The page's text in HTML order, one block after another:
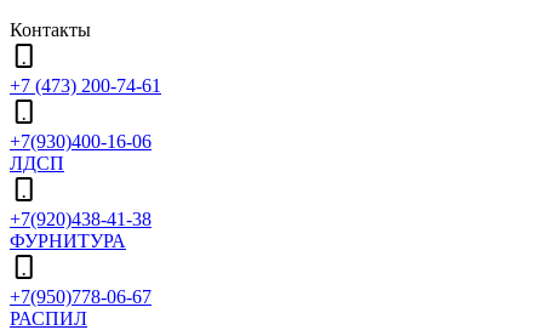
Контакты
+7 (473) 200-74-61
+7(930)400-16-06
ЛДСП
+7(920)438-41-38
ФУРНИТУРА
+7(950)778-06-67
РАСПИЛ